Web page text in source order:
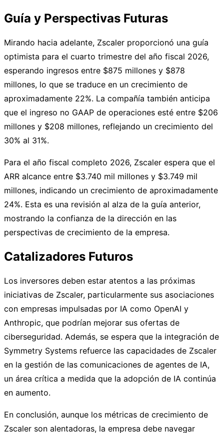
Guía y Perspectivas Futuras
Mirando hacia adelante, Zscaler proporcionó una guía
optimista para el cuarto trimestre del año fiscal 2026,
esperando ingresos entre $875 millones y $878
millones, lo que se traduce en un crecimiento de
aproximadamente 22%. La compañía también anticipa
que el ingreso no GAAP de operaciones esté entre $206
millones y $208 millones, reflejando un crecimiento del
30% al 31%.
Para el año fiscal completo 2026, Zscaler espera que el
ARR alcance entre $3.740 mil millones y $3.749 mil
millones, indicando un crecimiento de aproximadamente
24%. Esta es una revisión al alza de la guía anterior,
mostrando la confianza de la dirección en las
perspectivas de crecimiento de la empresa.
Catalizadores Futuros
Los inversores deben estar atentos a las próximas
iniciativas de Zscaler, particularmente sus asociaciones
con empresas impulsadas por IA como OpenAI y
Anthropic, que podrían mejorar sus ofertas de
ciberseguridad. Además, se espera que la integración de
Symmetry Systems refuerce las capacidades de Zscaler
en la gestión de las comunicaciones de agentes de IA,
un área crítica a medida que la adopción de IA continúa
en aumento.
En conclusión, aunque los métricas de crecimiento de
Zscaler son alentadoras, la empresa debe navegar